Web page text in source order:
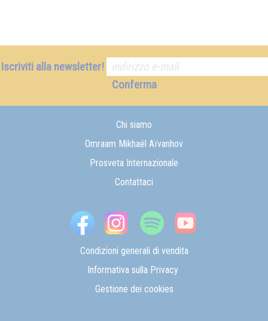
Iscriviti alla newsletter!
Conferma
Chi siamo
Omraam Mikhaël Aïvanhov
Prosveta Internazionale
Contattaci
Condizioni generali di vendita
Informativa sulla Privacy
Gestione dei cookies